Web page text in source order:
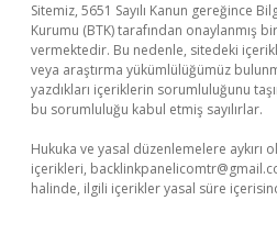
Sitemiz, 5651 Sayılı Kanun gereğince
Kurumu (BTK) tarafından onaylanmış
vermektedir. Bu nedenle, sitedeki
veya araştırma yükümlülüğümüz
yazdıkları içeriklerin sorumluluğunu
bu sorumluluğu kabul etmiş sayılırlar.
Hukuka ve yasal düzenlemelere aykırı
içerikleri,
halinde, ilgili içerikler yasal süre